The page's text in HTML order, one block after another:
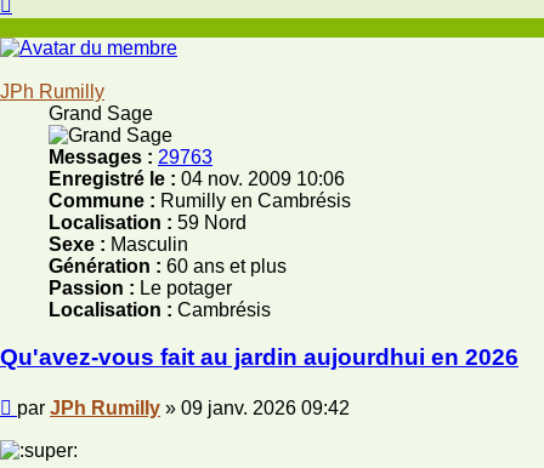
JPh Rumilly
Grand Sage
Messages : 29763
Enregistré le : 04 nov. 2009 10:06
Commune : Rumilly en Cambrésis
Localisation : 59 Nord
Sexe : Masculin
Génération : 60 ans et plus
Passion : Le potager
Localisation : Cambrésis
Qu'avez-vous fait au jardin aujourdhui en 2026
Message
par JPh Rumilly » 09 janv. 2026 09:42